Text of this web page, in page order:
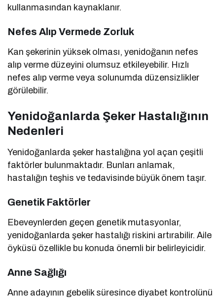
kullanmasından kaynaklanır.
Nefes Alıp Vermede Zorluk
Kan şekerinin yüksek olması, yenidoğanın nefes
alıp verme düzeyini olumsuz etkileyebilir. Hızlı
nefes alıp verme veya solunumda düzensizlikler
görülebilir.
Yenidoğanlarda Şeker Hastalığının
Nedenleri
Yenidoğanlarda şeker hastalığına yol açan çeşitli
faktörler bulunmaktadır. Bunları anlamak,
hastalığın teşhis ve tedavisinde büyük önem taşır.
Genetik Faktörler
Ebeveynlerden geçen genetik mutasyonlar,
yenidoğanlarda şeker hastalığı riskini artırabilir. Aile
öyküsü özellikle bu konuda önemli bir belirleyicidir.
Anne Sağlığı
Anne adayının gebelik süresince diyabet kontrolünü